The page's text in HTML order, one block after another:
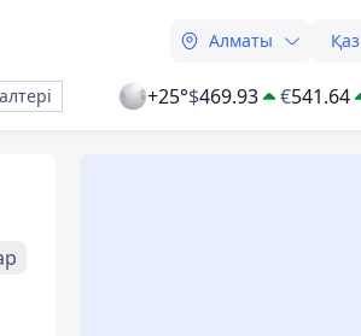
Алматы Қаз
+25°$469.93 €541.64